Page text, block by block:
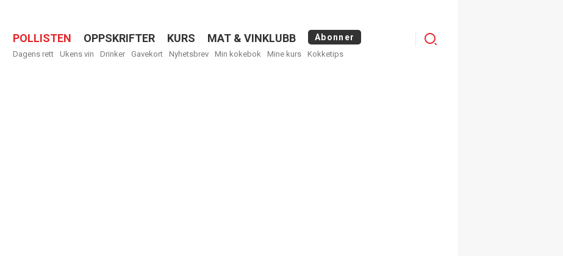
Menu
POLLISTEN OPPSKRIFTER KURS MAT & VINKLUBB Abonner
Dagens rett Ukens vin Drinker Gavekort Nyhetsbrev Min kokebok Mine kurs Kokketips
Logg